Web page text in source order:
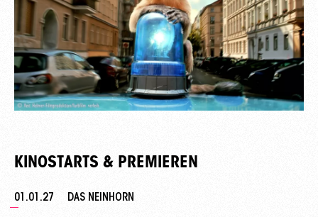
KINOSTARTS & PREMIEREN
01.01.27 DAS NEINHORN